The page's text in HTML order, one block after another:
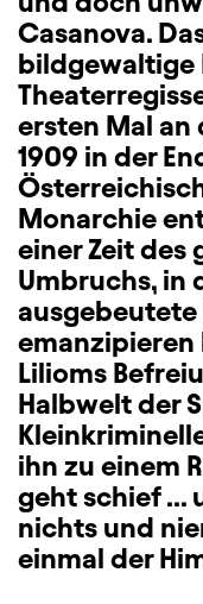
Casanova.
bildgewaltige
ersten Mal an
1909 in der
Monarchie
einer Zeit des
Umbruchs, in
ausgebeutete
emanzipieren
Lilioms
Halbwelt der
ihn zu einem
geht schief ...
nichts und
einmal der